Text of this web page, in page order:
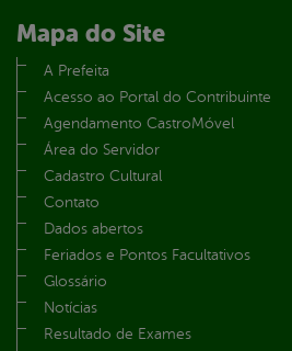
Mapa do Site
A Prefeita
Acesso ao Portal do Contribuinte
Agendamento CastroMóvel
Área do Servidor
Cadastro Cultural
Contato
Dados abertos
Feriados e Pontos Facultativos
Glossário
Notícias
Resultado de Exames